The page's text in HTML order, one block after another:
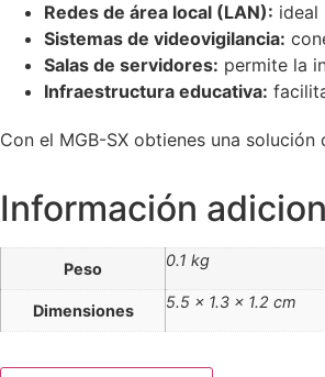
Redes de área local (LAN): ideal
Sistemas de videovigilancia:
Salas de servidores: permite la
Infraestructura educativa:
Con el MGB-SX obtienes una
Información
Peso 0.1 kg
Dimensiones 5.5 × 1.3 × 1.2 cm